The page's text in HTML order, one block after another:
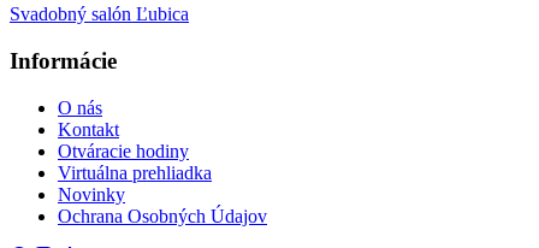
Svadobný salón Ľubica
Informácie
O nás
Kontakt
Otváracie hodiny
Virtuálna prehliadka
Novinky
Ochrana Osobných Údajov